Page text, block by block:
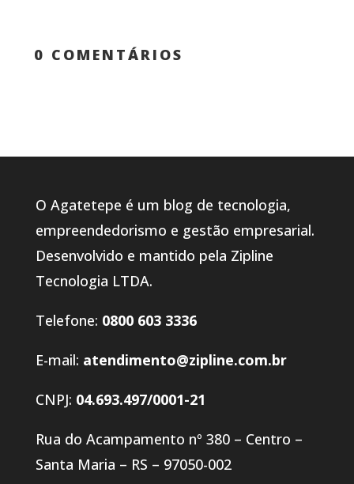
0 COMENTÁRIOS
O Agatetepe é um blog de tecnologia,
empreendedorismo e gestão empresarial.
Desenvolvido e mantido pela Zipline
Tecnologia LTDA.
Telefone: 0800 603 3336
E-mail: atendimento@zipline.com.br
CNPJ: 04.693.497/0001-21
Rua do Acampamento nº 380 – Centro –
Santa Maria – RS – 97050-002